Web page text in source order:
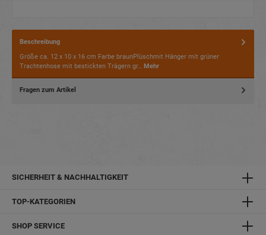
Beschreibung
Größe ca. 12 x 10 x 16 cm Farbe braunPlüschmit Hänger mit grüner
Trachtenhose mit bestickten Trägern gr… Mehr
Fragen zum Artikel
SICHERHEIT & NACHHALTIGKEIT
TOP-KATEGORIEN
SHOP SERVICE